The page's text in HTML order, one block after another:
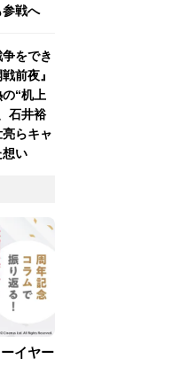
戦へ
争をでき
前夜』
“机上
石井裕
らキャ
想い
イヤー